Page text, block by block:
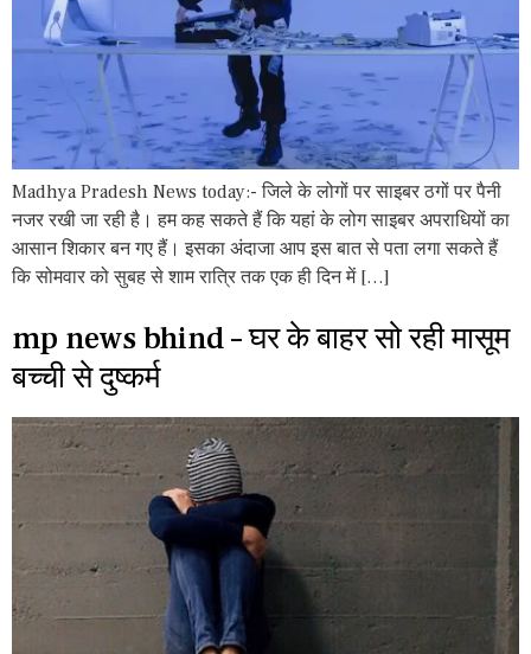
Madhya Pradesh News today:- जिले के लोगों पर साइबर ठगों पर पैनी
नजर रखी जा रही है। हम कह सकते हैं कि यहां के लोग साइबर अपराधियों का
आसान शिकार बन गए हैं। इसका अंदाजा आप इस बात से पता लगा सकते हैं
कि सोमवार को सुबह से शाम रात्रि तक एक ही दिन में […]
mp news bhind – घर के बाहर सो रही मासूम
बच्ची से दुष्कर्म